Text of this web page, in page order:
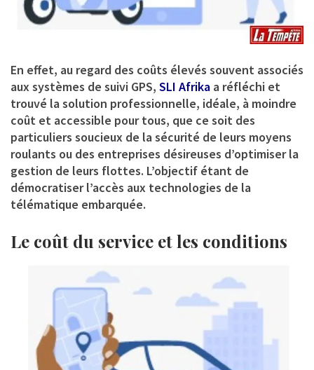
En effet, au regard des coûts élevés souvent associés
aux systèmes de suivi GPS, SLI Afrika a réfléchi et
trouvé la solution professionnelle, idéale, à moindre
coût et accessible pour tous, que ce soit des
particuliers soucieux de la sécurité de leurs moyens
roulants ou des entreprises désireuses d’optimiser la
gestion de leurs flottes. L’objectif étant de
démocratiser l’accès aux technologies de la
télématique embarquée.
Le coût du service et les conditions